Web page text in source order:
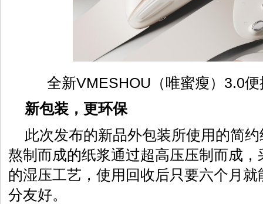
全新VMESHOU（唯蜜瘦）3.0
新包装，更环保
此次发布的新品外包装所使用的简
熬制而成的纸浆通过超高压压制而成
的湿压工艺，使用回收后只要六个月
分友好。